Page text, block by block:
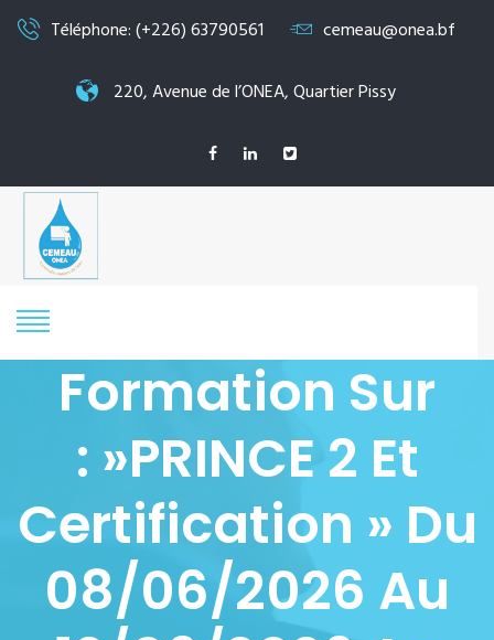
Téléphone: (+226) 63790561 cemeau@onea.bf
220, Avenue de l’ONEA, Quartier Pissy
Formation Sur
: »PRINCE 2 Et
Certification » Du
08/06/2026 Au